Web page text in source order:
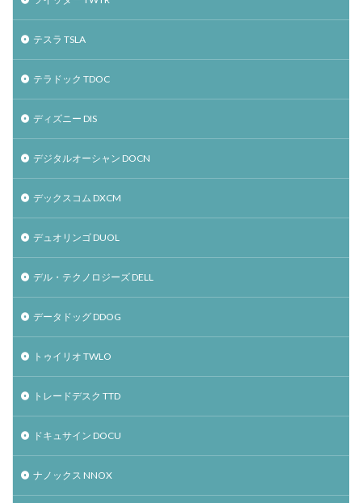
テスラ TSLA
テラドック TDOC
ディズニー DIS
デジタルオーシャン DOCN
デックスコム DXCM
デュオリンゴ DUOL
デル・テクノロジーズ DELL
データドッグ DDOG
トゥイリオ TWLO
トレードデスク TTD
ドキュサイン DOCU
ナノックス NNOX